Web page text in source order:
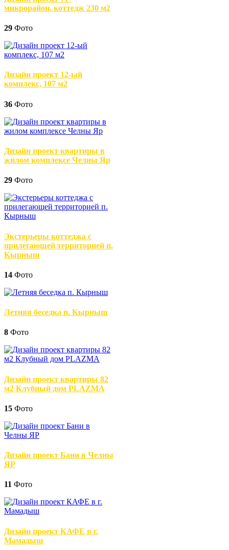
микрорайон, коттедж 230 м2
29 Фото
Дизайн проект 12-ый
комплекс, 107 м2
36 Фото
Дизайн проект квартиры в
жилом комплексе Челны Яр
29 Фото
Экстерьеры коттеджа с
прилегающей территорией п.
Кырныш
14 Фото
Летняя беседка п. Кырныш
8 Фото
Дизайн проект квартиры 82
м2 Клубный дом PLAZMA
15 Фото
Дизайн проект Бани в Челны
ЯР
11 Фото
Дизайн проект КАФЕ в г.
Мамадыш